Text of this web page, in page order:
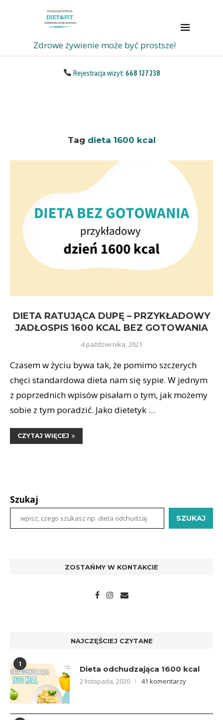
Zdrowe żywienie może być prostsze!
Rejestracja wizyt: 668 127 238
Tag dieta 1600 kcal
DIETA RATUJĄCA DUPĘ – PRZYKŁADOWY
JADŁOSPIS 1600 KCAL BEZ GOTOWANIA
4 października, 2021
Czasem w życiu bywa tak, że pomimo szczerych
chęci standardowa dieta nam się sypie. W jednym
z poprzednich wpisów pisałam o tym, jak możemy
sobie z tym poradzić. Jako dietetyk …
CZYTAJ WIĘCEJ
Szukaj
SZUKAJ
ZOSTAŃMY W KONTAKCIE
NAJCZĘŚCIEJ CZYTANE
1
Dieta odchudzająca 1600 kcal
2 listopada, 2020 41 komentarzy